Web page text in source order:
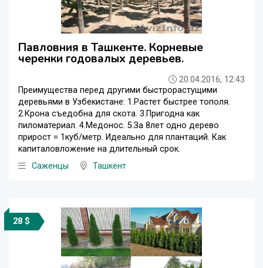
Павловния в Ташкенте. Корневые
черенки годовалых деревьев.
20.04.2016, 12:43
Преимущества перед другими быстрорастущими
деревьями в Узбекистане: 1.Растет быстрее тополя.
2.Крона съедобна для скота. 3.Пригодна как
пиломатериал. 4.Медонос. 5.За 8лет одно дерево
прирост = 1куб/метр. Идеально для плантаций. Как
капиталовложение на длительный срок.
Саженцы
Ташкент
28 $